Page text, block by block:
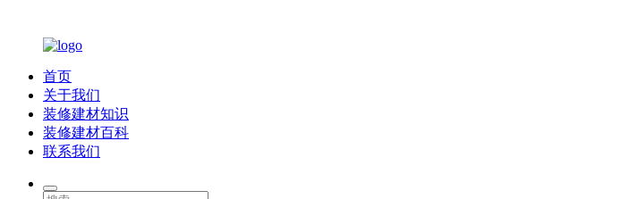
首页
关于我们
装修建材知识
装修建材百科
联系我们